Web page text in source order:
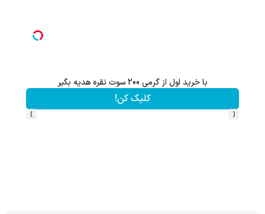
با خرید اول از گرمی 200 سوت نقره هدیه بگیر
کلیک کن!
‹
›